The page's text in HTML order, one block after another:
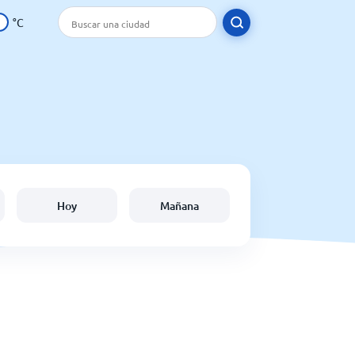
°C
Hoy Mañana